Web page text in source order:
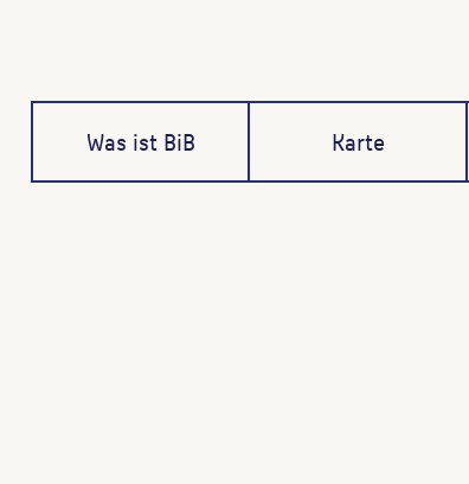
Was ist BiB Karte